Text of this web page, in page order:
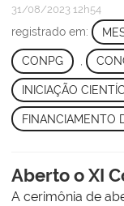
31/08/2023 12h54
registrado em:
CONPG ,
INICIAÇÃO
FINANCIAMENTO
Aberto o XI
A cerimônia de